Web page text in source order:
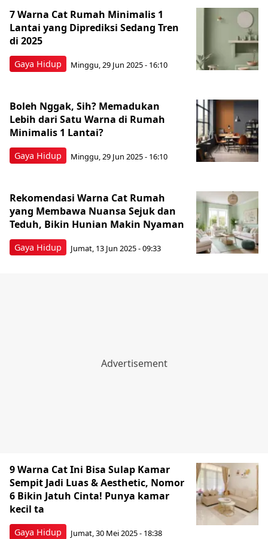
Gaya Hidup
7 Warna Cat Rumah Minimalis 1
Lantai yang Diprediksi Sedang Tren
di 2025
Minggu, 29 Jun 2025 - 16:10
Gaya Hidup
Boleh Nggak, Sih? Memadukan
Lebih dari Satu Warna di Rumah
Minimalis 1 Lantai?
Minggu, 29 Jun 2025 - 16:10
Gaya Hidup
Rekomendasi Warna Cat Rumah
yang Membawa Nuansa Sejuk dan
Teduh, Bikin Hunian Makin Nyaman
Jumat, 13 Jun 2025 - 09:33
Gaya Hidup
9 Warna Cat Ini Bisa Sulap Kamar
Sempit Jadi Luas & Aesthetic, Nomor
6 Bikin Jatuh Cinta! Punya kamar
kecil ta
Jumat, 30 Mei 2025 - 18:38